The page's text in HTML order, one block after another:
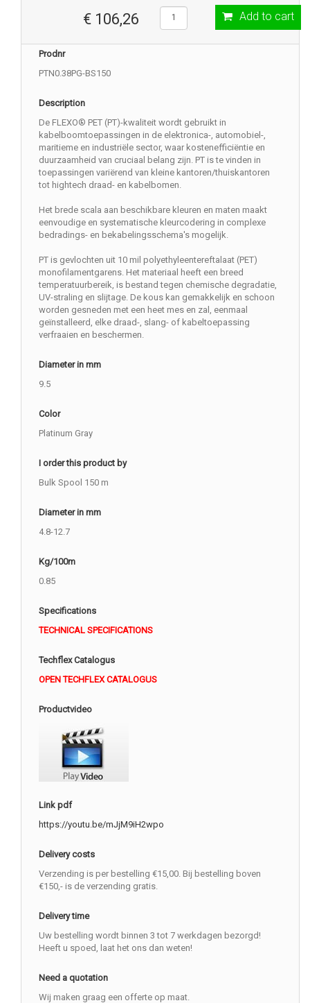
€ 106,26 Add to cart
Prodnr
PTN0.38PG-BS150
Description
De FLEXO® PET (PT)-kwaliteit wordt gebruikt in
kabelboomtoepassingen in de elektronica-, automobiel-,
maritieme en industriële sector, waar kostenefficiëntie en
duurzaamheid van cruciaal belang zijn. PT is te vinden in
toepassingen variërend van kleine kantoren/thuiskantoren
tot hightech draad- en kabelbomen.
Het brede scala aan beschikbare kleuren en maten maakt
eenvoudige en systematische kleurcodering in complexe
bedradings- en bekabelingsschema's mogelijk.
PT is gevlochten uit 10 mil polyethyleentereftalaat (PET)
monofilamentgarens. Het materiaal heeft een breed
temperatuurbereik, is bestand tegen chemische degradatie,
UV-straling en slijtage. De kous kan gemakkelijk en schoon
worden gesneden met een heet mes en zal, eenmaal
geïnstalleerd, elke draad-, slang- of kabeltoepassing
verfraaien en beschermen.
Diameter in mm
9.5
Color
Platinum Gray
I order this product by
Bulk Spool 150 m
Diameter in mm
4.8-12.7
Kg/100m
0.85
Specifications
TECHNICAL SPECIFICATIONS
Techflex Catalogus
OPEN TECHFLEX CATALOGUS
Productvideo
Link pdf
https://youtu.be/mJjM9iH2wpo
Delivery costs
Verzending is per bestelling €15,00. Bij bestelling boven
€150,- is de verzending gratis.
Delivery time
Uw bestelling wordt binnen 3 tot 7 werkdagen bezorgd!
Heeft u spoed, laat het ons dan weten!
Need a quotation
Wij maken graag een offerte op maat.